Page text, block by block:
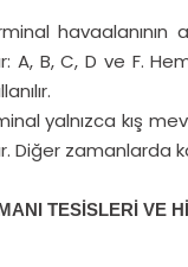
havaalanının
A, B, C, D ve F.
yalnızca kış
Diğer zamanlarda
TESİSLERİ VE